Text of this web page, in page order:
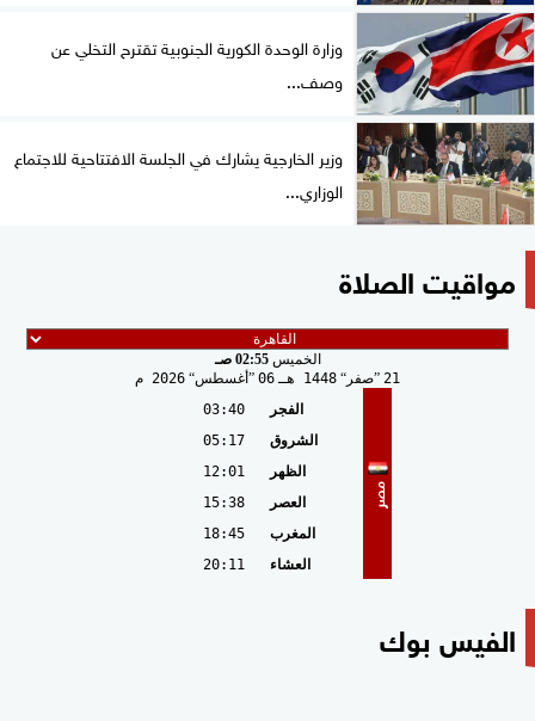
وزارة الوحدة الكورية الجنوبية تقترح التخلي عن
وصف...
وزير الخارجية يشارك في الجلسة الافتتاحية للاجتماع
الوزاري...
مواقيت الصلاة
الخميس02:55 صـ
21
صفر 1448 هـ 06 أغسطس 2026 م
مصر
الفجر
03:40
الشروق
05:17
الظهر
12:01
العصر
15:38
المغرب
18:45
العشاء
20:11
الفيس بوك